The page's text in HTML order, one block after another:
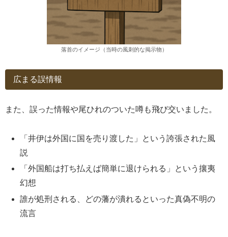
落首のイメージ（当時の風刺的な掲示物）
広まる誤情報
また、誤った情報や尾ひれのついた噂も飛び交いました。
「井伊は外国に国を売り渡した」という誇張された風
説
「外国船は打ち払えば簡単に退けられる」という攘夷
幻想
誰が処刑される、どの藩が潰れるといった真偽不明の
流言